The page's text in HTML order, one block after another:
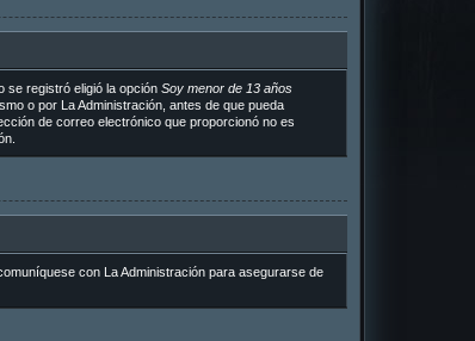
se registró eligió la opción Soy menor de 13 años
o por La Administración, antes de que pueda
de correo electrónico que proporcionó no es
con La Administración para asegurarse de